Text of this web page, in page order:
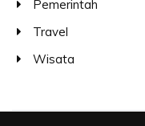
Pemerintah
Travel
Wisata